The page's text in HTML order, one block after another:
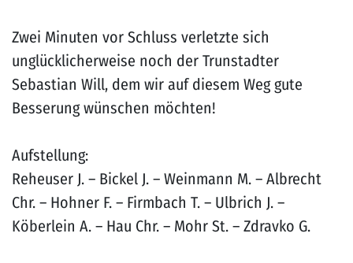
Zwei Minuten vor Schluss verletzte sich
unglücklicherweise noch der Trunstadter
Sebastian Will, dem wir auf diesem Weg gute
Besserung wünschen möchten!
Aufstellung:
Reheuser J. – Bickel J. – Weinmann M. – Albrecht
Chr. – Hohner F. – Firmbach T. – Ulbrich J. –
Köberlein A. – Hau Chr. – Mohr St. – Zdravko G.